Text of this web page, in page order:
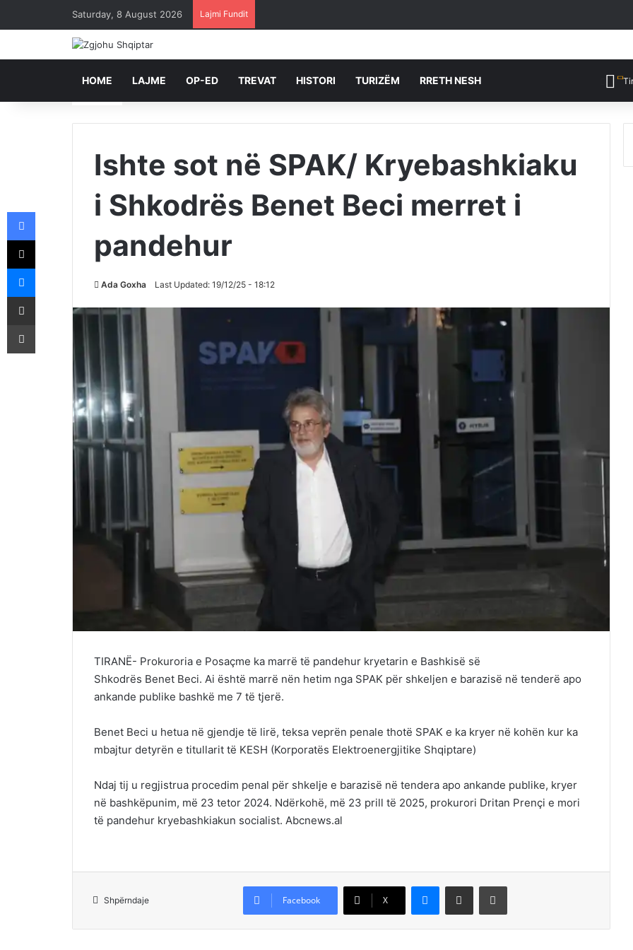
Saturday, 8 August 2026 Lajmi Fundit
HOME LAJME OP-ED TREVAT HISTORI TURIZËM RRETH NESH
Ishte sot në SPAK/ Kryebashkiaku
i Shkodrës Benet Beci merret i
pandehur
Ada Goxha Last Updated: 19/12/25 - 18:12
TIRANË- Prokuroria e Posaçme ka marrë të pandehur kryetarin e Bashkisë së
Shkodrës Benet Beci. Ai është marrë nën hetim nga SPAK për shkeljen e barazisë në tenderë apo
ankande publike bashkë me 7 të tjerë.
Benet Beci u hetua në gjendje të lirë, teksa veprën penale thotë SPAK e ka kryer në kohën kur ka
mbajtur detyrën e titullarit të KESH (Korporatës Elektroenergjitike Shqiptare)
Ndaj tij u regjistrua procedim penal për shkelje e barazisë në tendera apo ankande publike, kryer
në bashkëpunim, më 23 tetor 2024. Ndërkohë, më 23 prill të 2025, prokurori Dritan Prençi e mori
të pandehur kryebashkiakun socialist. Abcnews.al
Shpërndaje Facebook X
Messenger Shpërndajeni me anë të postës elektronike Printoje